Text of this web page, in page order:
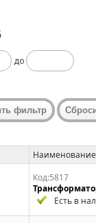
до
Наименование
Код:5817
Есть в